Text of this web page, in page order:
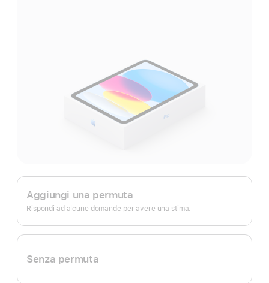
Apple Trade In.
Aggiungi una permuta
Rispondi ad alcune domande per avere una stima.
Senza permuta